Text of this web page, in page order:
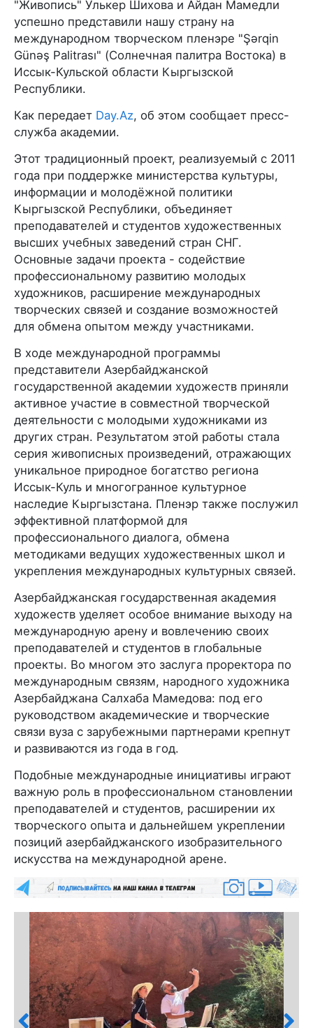
"Живопись" Улькер Шихова и Айдан Мамедли
успешно представили нашу страну на
международном творческом пленэре "Şərqin
Günəş Palitrası" (Солнечная палитра Востока) в
Иссык-Кульской области Кыргызской
Республики.
Как передает Day.Az, об этом сообщает пресс-
служба академии.
Этот традиционный проект, реализуемый с 2011
года при поддержке министерства культуры,
информации и молодёжной политики
Кыргызской Республики, объединяет
преподавателей и студентов художественных
высших учебных заведений стран СНГ.
Основные задачи проекта - содействие
профессиональному развитию молодых
художников, расширение международных
творческих связей и создание возможностей
для обмена опытом между участниками.
В ходе международной программы
представители Азербайджанской
государственной академии художеств приняли
активное участие в совместной творческой
деятельности с молодыми художниками из
других стран. Результатом этой работы стала
серия живописных произведений, отражающих
уникальное природное богатство региона
Иссык-Куль и многогранное культурное
наследие Кыргызстана. Пленэр также послужил
эффективной платформой для
профессионального диалога, обмена
методиками ведущих художественных школ и
укрепления международных культурных связей.
Азербайджанская государственная академия
художеств уделяет особое внимание выходу на
международную арену и вовлечению своих
преподавателей и студентов в глобальные
проекты. Во многом это заслуга проректора по
международным связям, народного художника
Азербайджана Салхаба Мамедова: под его
руководством академические и творческие
связи вуза с зарубежными партнерами крепнут
и развиваются из года в год.
Подобные международные инициативы играют
важную роль в профессиональном становлении
преподавателей и студентов, расширении их
творческого опыта и дальнейшем укреплении
позиций азербайджанского изобразительного
искусства на международной арене.